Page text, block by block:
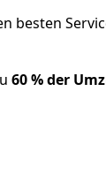
besten
60 % der